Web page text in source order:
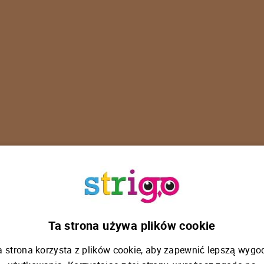
Ups!
Ta strona używa plików cookie
strona korzysta z plików cookie, aby zapewnić lepszą